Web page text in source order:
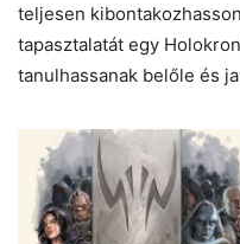
teljesen
tapasztalatát egy
tanulhassanak belőle és